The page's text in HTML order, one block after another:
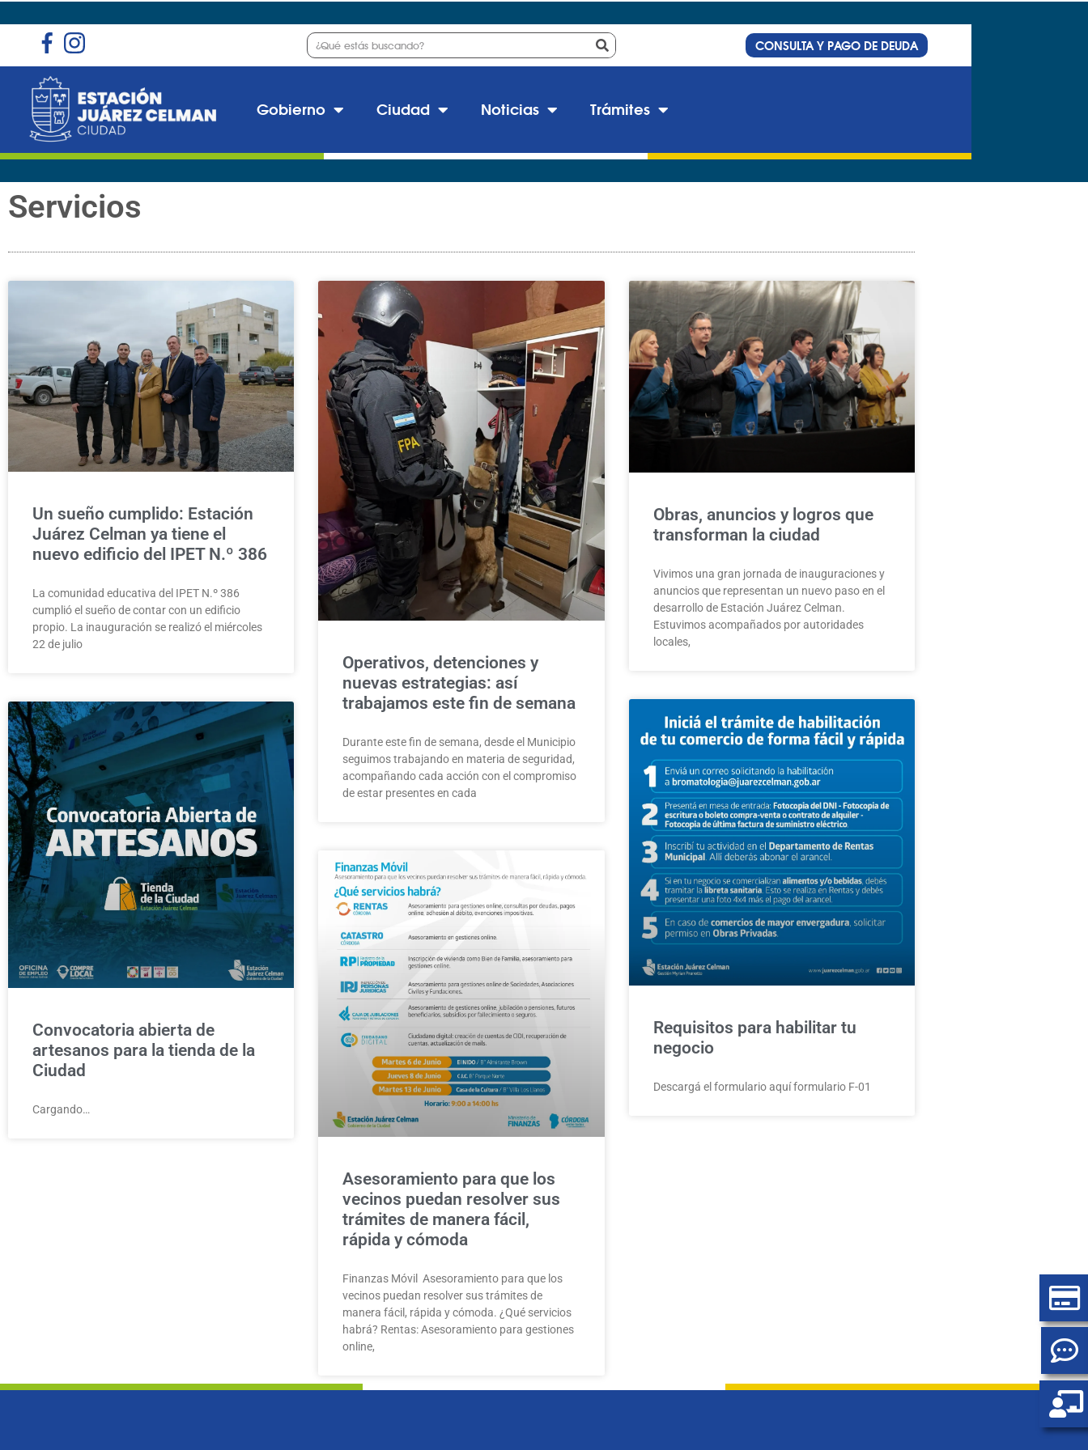
CONSULTA Y PAGO DE DEUDA
Gobierno Ciudad Noticias Trámites
Servicios
Un sueño cumplido: Estación
Juárez Celman ya tiene el
nuevo edificio del IPET N.º 386
La comunidad educativa del IPET N.º 386
cumplió el sueño de contar con un edificio
propio. La inauguración se realizó el miércoles
22 de julio
Operativos, detenciones y
nuevas estrategias: así
trabajamos este fin de semana
Durante este fin de semana, desde el Municipio
seguimos trabajando en materia de seguridad,
acompañando cada acción con el compromiso
de estar presentes en cada
Obras, anuncios y logros que
transforman la ciudad
Vivimos una gran jornada de inauguraciones y
anuncios que representan un nuevo paso en el
desarrollo de Estación Juárez Celman.
Estuvimos acompañados por autoridades
locales,
Convocatoria abierta de
artesanos para la tienda de la
Ciudad
Cargando…
Asesoramiento para que los
vecinos puedan resolver sus
trámites de manera fácil,
rápida y cómoda
Finanzas Móvil Asesoramiento para que los
vecinos puedan resolver sus trámites de
manera fácil, rápida y cómoda. ¿Qué servicios
habrá? Rentas: Asesoramiento para gestiones
online,
Requisitos para habilitar tu
negocio
Descargá el formulario aquí formulario F-01